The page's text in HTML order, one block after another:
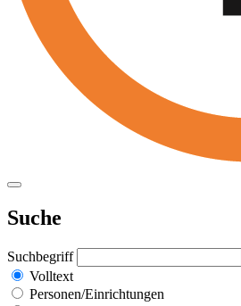
Suche
Suchbegriff
Volltext
Personen/Einrichtungen